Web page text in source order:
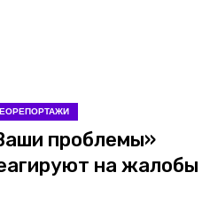
проблемы»
на жалобы